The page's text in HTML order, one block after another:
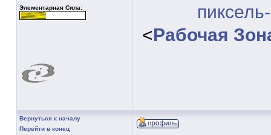
Элементарная Сила:
<Рабочая
Вернуться к началу
Перейти в конец